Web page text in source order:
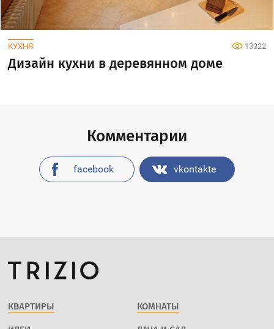
КУХНЯ 13322
Дизайн кухни в деревянном доме
Комментарии
facebook vkontakte
КВАРТИРЫ КОМНАТЫ